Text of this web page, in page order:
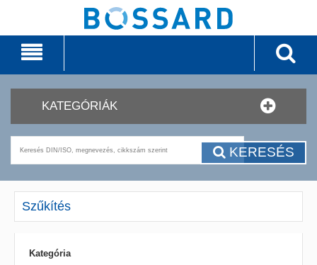
KATEGÓRIÁK
KERESÉS
Szűkítés
Kategória